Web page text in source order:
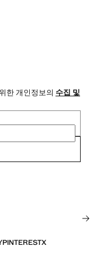
한 개인정보의 수집 및
PINTERESTX